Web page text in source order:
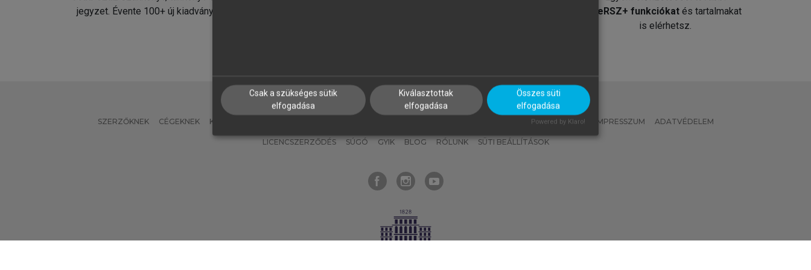
jegyzet. Évente 100+ új kiadvány.
MeRSZ+ funkciókat és tartalmakat
is elérhetsz.
SZERZŐKNEK CÉGEKNEK KÖNYVTÁROSOKNAK MI – ÁLTALÁNOS IRÁNYELVEK IMPRESSZUM ADATVÉDELEM
LICENCSZERZŐDÉS SÚGÓ GYIK BLOG RÓLUNK SÜTI BEÁLLÍTÁSOK
Csak a szükséges sütik
elfogadása
Kiválasztottak
elfogadása
Összes süti
elfogadása
Powered by Klaro!